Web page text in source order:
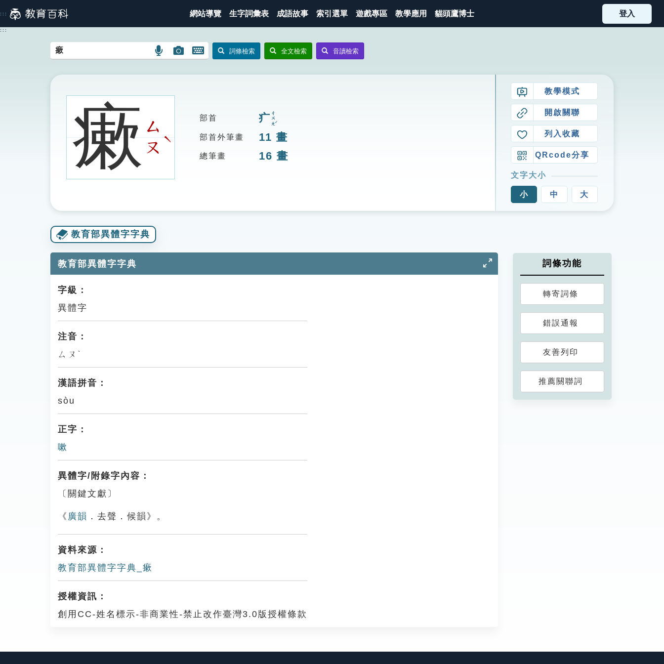
到
主
::: 網站導覽 生字詞彙表 成語故事 索引選單 遊戲專區 教學應用 貓頭鷹博士 登入
:::
語
搜
圖
圖
搜
開
鍵
詞條檢索 全文檢索 音讀檢索
瘶ㄙ
ㄡ
ˋ
部首 疒ㄔㄨㄤˊ
部首外筆畫 11 畫
總筆畫 16 畫
教學模式
開啟關聯
列入收藏
QRcode分享
文字大小
小 中 大
教育部異體字字典
教育部異體字字典
字級：
異體字
注音：
ㄙㄡˋ
漢語拼音：
sòu
正字：
嗽
異體字/附錄字內容：
〔關鍵文獻〕
《 廣韻 ．去聲．候韻》。
資料來源：
教育部異體字字典_瘶
授權資訊：
創用CC-姓名標示-非商業性-禁止改作臺灣3.0版授權條款
詞條功能
轉寄詞條
錯誤通報
友善列印
推薦關聯詞